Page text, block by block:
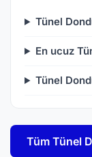
Tünel
En ucuz
Tünel
Tüm Tünel